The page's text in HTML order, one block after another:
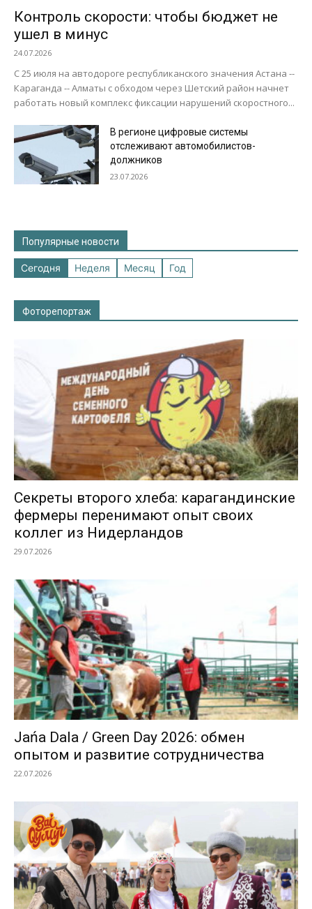
Контроль скорости: чтобы бюджет не
ушел в минус
24.07.2026
С 25 июля на автодороге республиканского значения Астана --
Караганда -- Алматы с обходом через Шетский район начнет
работать новый комплекс фиксации нарушений скоростного...
В регионе цифровые системы
отслеживают автомобилистов-
должников
23.07.2026
Популярные новости
Сегодня Неделя Месяц Год
Фоторепортаж
Секреты второго хлеба: карагандинские
фермеры перенимают опыт своих
коллег из Нидерландов
29.07.2026
Jańa Dala / Green Day 2026: обмен
опытом и развитие сотрудничества
22.07.2026